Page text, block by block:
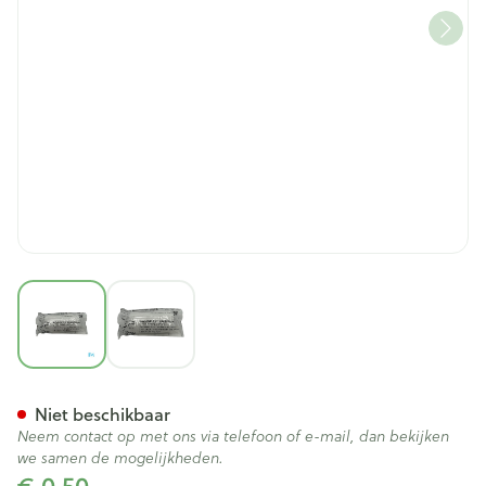
View larger image
Niet beschikbaar
Neem contact op met ons via telefoon of e-mail, dan bekijken
we samen de mogelijkheden.